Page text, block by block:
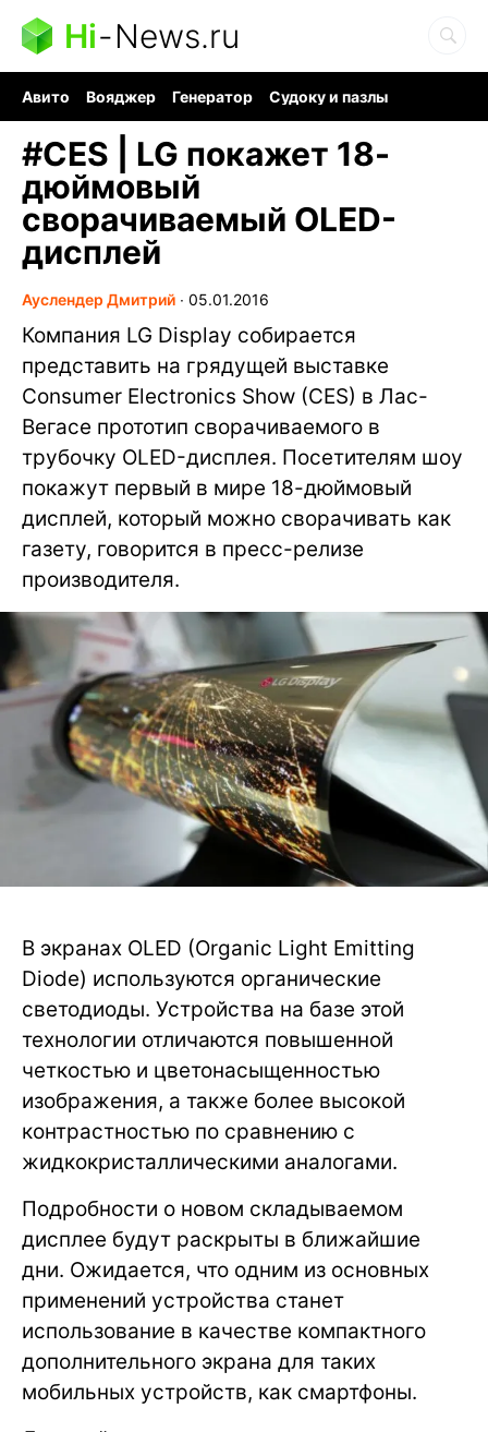
Hi-News.ru
Авито Вояджер Генератор
Судоку и пазлы
Следующая пандемия
#CES | LG покажет 18-
дюймовый
сворачиваемый OLED-
дисплей
Ауслендер Дмитрий ∙ 05.01.2016
Компания LG Display собирается
представить на грядущей выставке
Consumer Electronics Show (CES) в Лас-
Вегасе прототип сворачиваемого в
трубочку OLED-дисплея. Посетителям шоу
покажут первый в мире 18-дюймовый
дисплей, который можно сворачивать как
газету, говорится в пресс-релизе
производителя.
В экранах OLED (Organic Light Emitting
Diode) используются органические
светодиоды. Устройства на базе этой
технологии отличаются повышенной
четкостью и цветонасыщенностью
изображения, а также более высокой
контрастностью по сравнению с
жидкокристаллическими аналогами.
Подробности о новом складываемом
дисплее будут раскрыты в ближайшие
дни. Ожидается, что одним из основных
применений устройства станет
использование в качестве компактного
дополнительного экрана для таких
мобильных устройств, как смартфоны.